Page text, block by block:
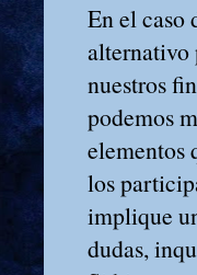
En el caso
alternativo
nuestros
podemos
elementos
los
implique
dudas,